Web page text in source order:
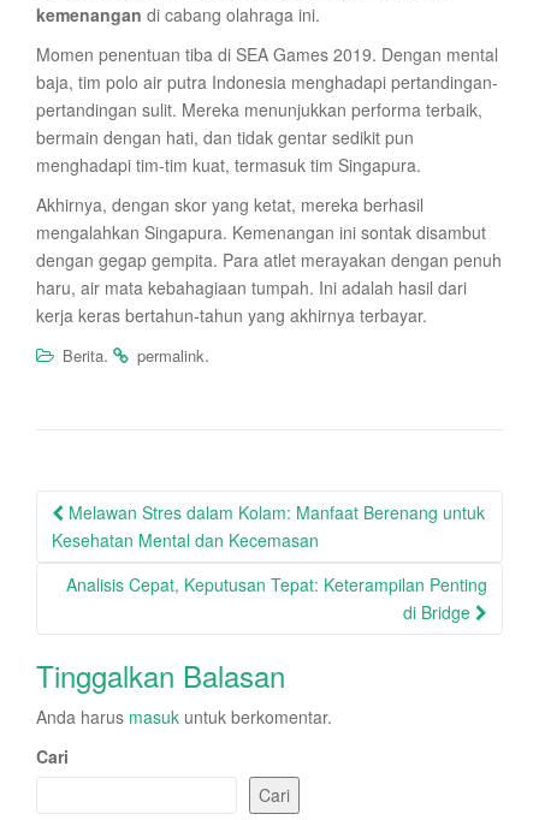
kemenangan di cabang olahraga ini.
Momen penentuan tiba di SEA Games 2019. Dengan mental
baja, tim polo air putra Indonesia menghadapi pertandingan-
pertandingan sulit. Mereka menunjukkan performa terbaik,
bermain dengan hati, dan tidak gentar sedikit pun
menghadapi tim-tim kuat, termasuk tim Singapura.
Akhirnya, dengan skor yang ketat, mereka berhasil
mengalahkan Singapura. Kemenangan ini sontak disambut
dengan gegap gempita. Para atlet merayakan dengan penuh
haru, air mata kebahagiaan tumpah. Ini adalah hasil dari
kerja keras bertahun-tahun yang akhirnya terbayar.
Berita. permalink.
Post
navigation
Melawan Stres dalam Kolam: Manfaat Berenang untuk
Kesehatan Mental dan Kecemasan
Analisis Cepat, Keputusan Tepat: Keterampilan Penting
di Bridge
Tinggalkan Balasan
Anda harus masuk untuk berkomentar.
Cari
Cari